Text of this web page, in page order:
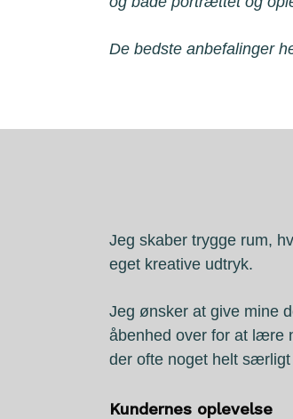
De bedste anbefalinger
Jeg skaber trygge rum,
eget kreative udtryk.
Jeg ønsker at give mine
åbenhed over for at lære
der ofte noget helt
Kundernes oplevelse